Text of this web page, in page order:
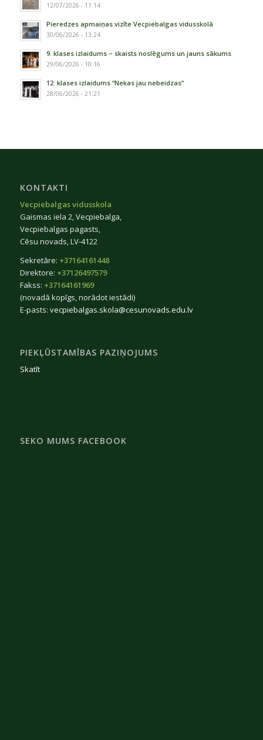
12/07/2026 - 11:14
Pieredzes apmaiņas vizīte Vecpiebalgas vidusskolā
30/06/2026 - 13:24
9. klases izlaidums – skaists noslēgums un jauns sākums
29/06/2026 - 10:16
12. klases izlaidums “Nekas jau nebeidzas”
28/06/2026 - 21:21
KONTAKTI
Vecpiebalgas vidusskola
Gaismas iela 2, Vecpiebalga,
Vecpiebalgas pagasts,
Cēsu novads, LV-4122
Sekretāre: +37164161448
Direktore: +37126497579
Fakss: +37164161969
(novadā kopīgs, norādot iestādi)
E-pasts: vecpiebalgas.skola@cesunovads.edu.lv
PIEKĻŪSTAMĪBAS PAZIŅOJUMS
Skatīt
SEKO MUMS FACEBOOK